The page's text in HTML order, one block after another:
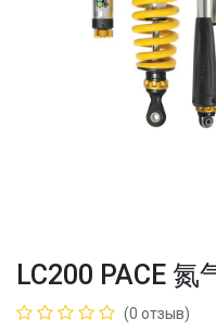
LC200 PACE 氮
(0 отзыв)